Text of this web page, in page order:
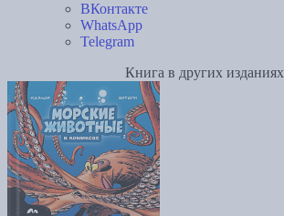
ВКонтакте
WhatsApp
Telegram
Книга в других изданиях